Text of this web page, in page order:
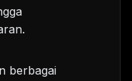
berbagai